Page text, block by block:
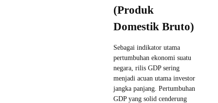
(Produk
Domestik Bruto)
Sebagai indikator utama
pertumbuhan ekonomi suatu
negara, rilis GDP sering
menjadi acuan utama investor
jangka panjang. Pertumbuhan
GDP yang solid cenderung